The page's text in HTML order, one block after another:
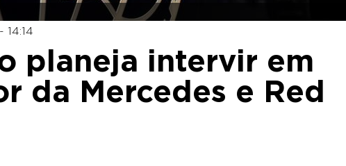
14:14
planeja intervir em
da Mercedes e Red